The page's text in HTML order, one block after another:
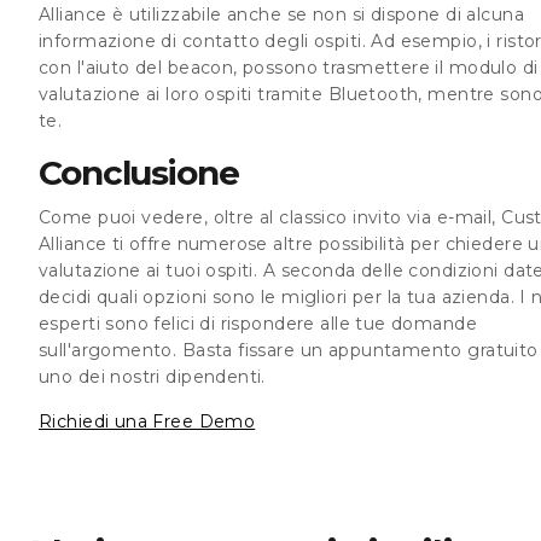
Alliance è utilizzabile anche se non si dispone di alcuna
informazione di contatto degli ospiti. Ad esempio, i
con l'aiuto del beacon, possono trasmettere il modulo di
valutazione ai loro ospiti tramite Bluetooth, mentre
te.
Conclusione
Come puoi vedere, oltre al classico invito via e-mail,
Alliance ti offre numerose altre possibilità per chiedere
valutazione ai tuoi ospiti. A seconda delle condizioni
decidi quali opzioni sono le migliori per la tua azienda. I
esperti sono felici di rispondere alle tue domande
sull'argomento. Basta fissare un appuntamento
uno dei nostri dipendenti.
Richiedi una Free Demo